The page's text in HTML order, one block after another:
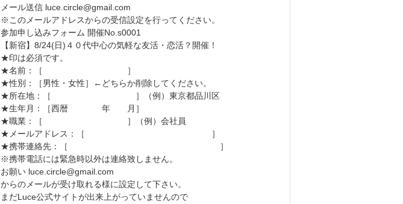
メール送信 luce.circle@gmail.com
※このメールアドレスからの受信設定を行ってください。
参加申し込みフォーム 開催No.s0001
【新宿】8/24(日)４０代中心の気軽な友活・恋活？開催！
★印は必須です。
★名前：［ ］
★性別：［男性・女性］←どちらか削除してください。
★所在地：［ ］（例）東京都品川区
★生年月：［西暦 年 月］
★職業：［ ］（例）会社員
★メールアドレス：［ ］
★携帯連絡先：［ ］
※携帯電話には緊急時以外は連絡致しません。
お願い luce.circle@gmail.com
からのメールが受け取れる様に設定して下さい。
まだLuce公式サイトが出来上がっていませんので